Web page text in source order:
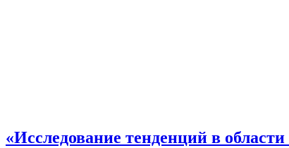
«Исследование тенденций в